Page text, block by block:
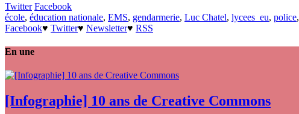
Twitter Facebook
école, éducation nationale, EMS, gendarmerie, Luc Chatel, lycees_eu, police,
Facebook♥ Twitter♥ Newsletter♥ RSS
En une
[Infographie] 10 ans de Creative Commons